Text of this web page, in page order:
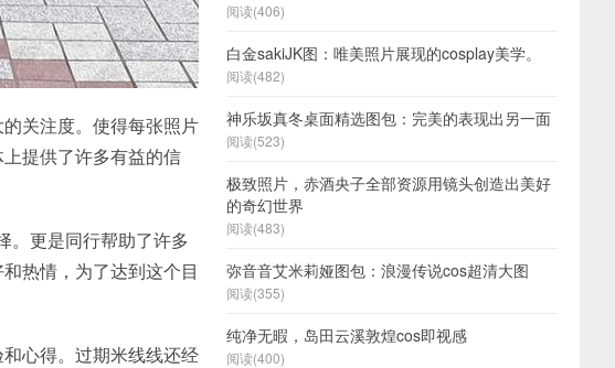
关注度。使得每张照片
提供了许多有益的信
。更是同行帮助了许多
热情，为了达到这个目
心得。过期米线线还经
阅读(406)
白金sakiJK图：唯美照片展现的cosplay美学。
阅读(482)
神乐坂真冬桌面精选图包：完美的表现出另一面
阅读(523)
极致照片，赤酒央子全部资源用镜头创造出美好
的奇幻世界
阅读(483)
弥音音艾米莉娅图包：浪漫传说cos超清大图
阅读(355)
纯净无暇，岛田云溪敦煌cos即视感
阅读(400)